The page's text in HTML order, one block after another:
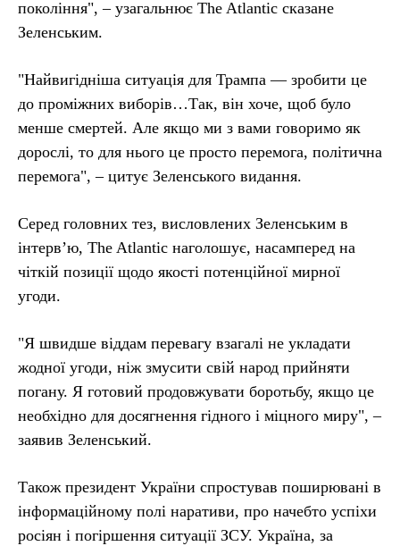
покоління", – узагальнює The Atlantic сказане
Зеленським.
"Найвигідніша ситуація для Трампа — зробити це
до проміжних виборів…Так, він хоче, щоб було
менше смертей. Але якщо ми з вами говоримо як
дорослі, то для нього це просто перемога, політична
перемога", – цитує Зеленського видання.
Серед головних тез, висловлених Зеленським в
інтерв’ю, The Atlantic наголошує, насамперед на
чіткій позиції щодо якості потенційної мирної
угоди.
"Я швидше віддам перевагу взагалі не укладати
жодної угоди, ніж змусити свій народ прийняти
погану. Я готовий продовжувати боротьбу, якщо це
необхідно для досягнення гідного і міцного миру", –
заявив Зеленський.
Також президент України спростував поширювані в
інформаційному полі наративи, про начебто успіхи
росіян і погіршення ситуації ЗСУ. Україна, за